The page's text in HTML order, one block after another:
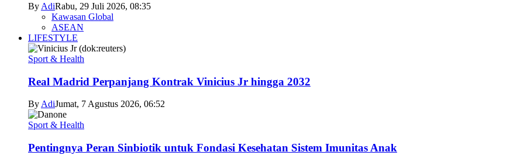
By AdiRabu, 29 Juli 2026, 08:35
Kawasan Global
ASEAN
LIFESTYLE
Sport & Health
Real Madrid Perpanjang Kontrak Vinicius Jr hingga 2032
ByAdiJumat, 7 Agustus 2026, 06:52
Sport & Health
Pentingnya Peran Sinbiotik untuk Fondasi Kesehatan Sistem Imunitas Anak